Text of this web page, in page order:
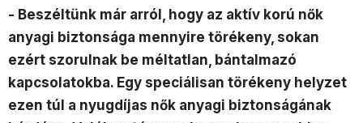
- Beszéltünk már arról, hogy az aktív korú nők
anyagi biztonsága mennyire törékeny, sokan
ezért szorulnak be méltatlan, bántalmazó
kapcsolatokba. Egy speciálisan törékeny helyzet
ezen túl a nyugdíjas nők anyagi biztonságának